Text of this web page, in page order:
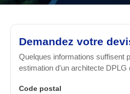
Demandez votre
Quelques informations suffisent
estimation d'un architecte DPLG
Code postal